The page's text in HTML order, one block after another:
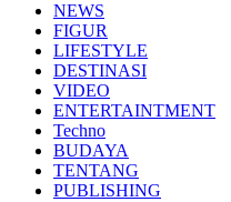
NEWS
FIGUR
LIFESTYLE
DESTINASI
VIDEO
ENTERTAINTMENT
Techno
BUDAYA
TENTANG
PUBLISHING